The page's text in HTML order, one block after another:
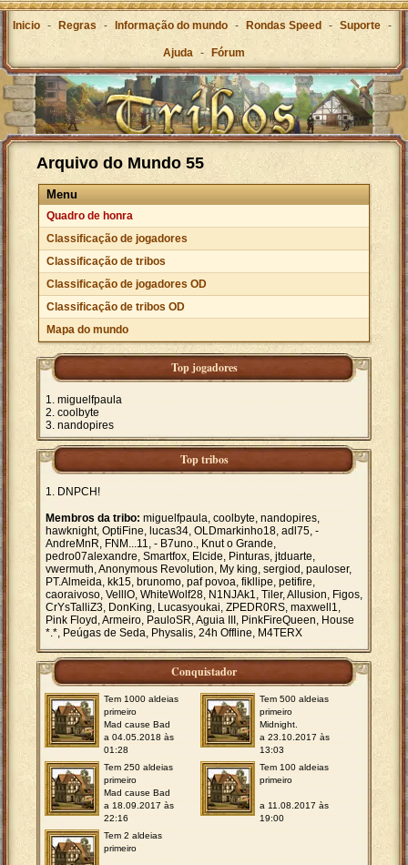
Inicio - Regras - Informação do mundo - Rondas Speed - Suporte -
Ajuda - Fórum
Arquivo do Mundo 55
Menu
Quadro de honra
Classificação de jogadores
Classificação de tribos
Classificação de jogadores OD
Classificação de tribos OD
Mapa do mundo
Top jogadores
miguelfpaula
coolbyte
nandopires
Top tribos
DNPCH!
Membros da tribo: miguelfpaula, coolbyte, nandopires,
hawknight, OptiFine, lucas34, OLDmarkinho18, adl75, -
AndreMnR, FNM...11, - B7uno., Knut o Grande,
pedro07alexandre, Smartfox, Elcide, Pinturas, jtduarte,
vwermuth, Anonymous Revolution, My king, sergiod, pauloser,
PT.Almeida, kk15, brunomo, paf povoa, fikllipe, petifire,
caoraivoso, VelllO, WhiteWolf28, N1NJAk1, Tiler, Allusion, Figos,
CrYsTalliZ3, DonKing, Lucasyoukai, ZPEDR0RS, maxwell1,
Pink Floyd, Armeiro, PauloSR, Aguia III, PinkFireQueen, House
*.*, Peúgas de Seda, Physalis, 24h Offline, M4TERX
Conquistador
Tem 1000 aldeias
primeiro
Mad cause Bad
a 04.05.2018 às
01:28
Tem 500 aldeias
primeiro
Midnight.
a 23.10.2017 às
13:03
Tem 250 aldeias
primeiro
Mad cause Bad
a 18.09.2017 às
22:16
Tem 100 aldeias
primeiro
a 11.08.2017 às
19:00
Tem 2 aldeias
primeiro